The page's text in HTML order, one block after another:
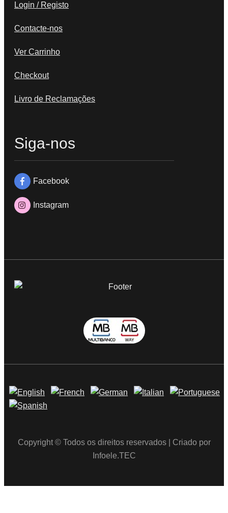
Login / Registo
Contacte-nos
Ver Carrinho
Checkout
Livro de Reclamações
Siga-nos
Facebook
Instagram
Copyright © Todos os direitos reservados | Criado por
Infoele.TEC